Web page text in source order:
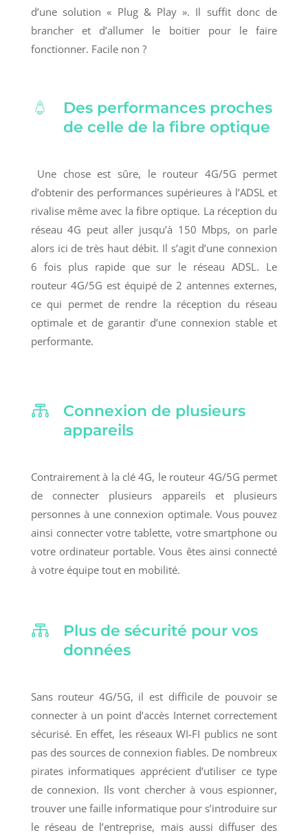
d’une solution « Plug & Play ». Il suffit donc de
brancher et d’allumer le boitier pour le faire
fonctionner. Facile non ?
Des performances proches
de celle de la fibre optique
Une chose est sûre, le routeur 4G/5G permet
d’obtenir des performances supérieures à l’ADSL et
rivalise même avec la fibre optique. La réception du
réseau 4G peut aller jusqu’à 150 Mbps, on parle
alors ici de très haut débit. Il s’agit d’une connexion
6 fois plus rapide que sur le réseau ADSL. Le
routeur 4G/5G est équipé de 2 antennes externes,
ce qui permet de rendre la réception du réseau
optimale et de garantir d’une connexion stable et
performante.

Connexion de plusieurs
appareils
Contrairement à la clé 4G, le routeur 4G/5G permet
de connecter plusieurs appareils et plusieurs
personnes à une connexion optimale. Vous pouvez
ainsi connecter votre tablette, votre smartphone ou
votre ordinateur portable. Vous êtes ainsi connecté
à votre équipe tout en mobilité.

Plus de sécurité pour vos
données
Sans routeur 4G/5G, il est difficile de pouvoir se
connecter à un point d’accès Internet correctement
sécurisé. En effet, les réseaux WI-FI publics ne sont
pas des sources de connexion fiables. De nombreux
pirates informatiques apprécient d’utiliser ce type
de connexion. Ils vont chercher à vous espionner,
trouver une faille informatique pour s’introduire sur
le réseau de l’entreprise, mais aussi diffuser des